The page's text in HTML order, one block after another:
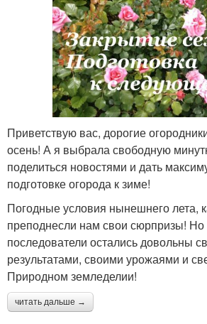
Приветствую вас, дорогие
осень! А я выбрала свободную
поделиться новостями и дать
подготовке огорода к зиме!
Погодные условия нынешнего лета,
преподнесли нам свои сюрпризы!
последователи остались довольны
результатами, своими урожаями и
Природном земледелии!
читать дальше →